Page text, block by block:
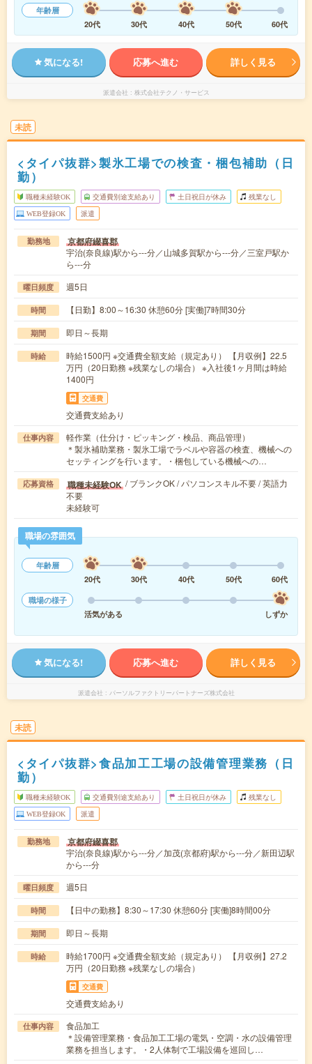
年齢層
20代
30代 40代 50代 60代
気になる! 応募へ進む 詳しく見る
派遣会社 株式会社テクノ・サービス
未読
<タイパ抜群>製氷工場での検査・梱包補助（日
勤）
職種未経験OK 交通費別途支給あり 土日祝日が休み 残業なし
WEB登録OK 派遣
勤務地 京都府綴喜郡
宇治(奈良線)駅から---分／山城多賀駅から---分／三室戸駅か
ら---分
曜日頻度 週5日
時間 【日勤】8:00～16:30 休憩60分 [実働]7時間30分
期間 即日～長期
時給
時給1500円 ※交通費全額支給（規定あり） 【月収例】22.5
万円（20日勤務 ※残業なしの場合） ※入社後1ヶ月間は時給
1400円
交通費
交通費支給あり
仕事内容
軽作業（仕分け・ピッキング・検品、商品管理）
＊製氷補助業務・製氷工場でラベルや容器の検査、機械への
セッティングを行います。・梱包している機械への…
応募資格 職種未経験OK / ブランクOK / パソコンスキル不要 / 英語力
不要
未経験可
職場の雰囲気
年齢層
20代
30代 40代 50代
60代
職場の様子
活気がある
しずか
気になる! 応募へ進む 詳しく見る
派遣会社 パーソルファクトリーパートナーズ株式会社
未読
<タイパ抜群>食品加工工場の設備管理業務（日
勤）
職種未経験OK 交通費別途支給あり 土日祝日が休み 残業なし
WEB登録OK 派遣
勤務地 京都府綴喜郡
宇治(奈良線)駅から---分／加茂(京都府)駅から---分／新田辺駅
から---分
曜日頻度 週5日
時間 【日中の勤務】8:30～17:30 休憩60分 [実働]8時間00分
期間 即日～長期
時給
時給1700円 ※交通費全額支給（規定あり） 【月収例】27.2
万円（20日勤務 ※残業なしの場合）
交通費
交通費支給あり
仕事内容
食品加工
＊設備管理業務・食品加工工場の電気・空調・水の設備管理
業務を担当します。・2人体制で工場設備を巡回し…